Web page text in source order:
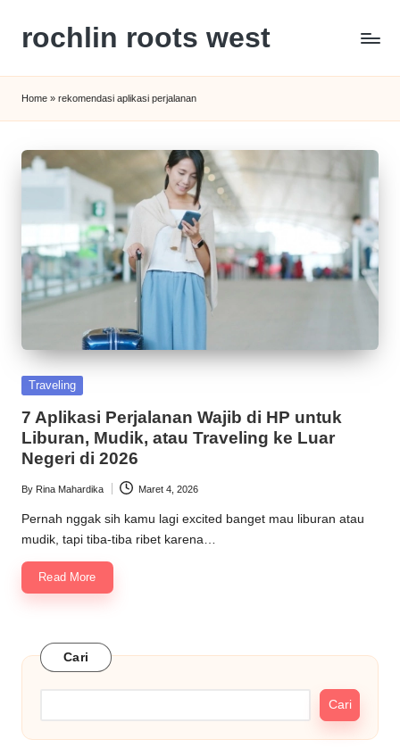
content
rochlin roots west
dan
Kesehatan
Home » rekomendasi aplikasi perjalanan
Posted
Traveling
7 Aplikasi Perjalanan Wajib di HP untuk
Liburan, Mudik, atau Traveling ke Luar
Negeri di 2026
Posted
by
By Rina Mahardika Maret 4, 2026
Pernah nggak sih kamu lagi excited banget mau liburan atau
mudik, tapi tiba-tiba ribet karena…
Read More
Cari
Cari